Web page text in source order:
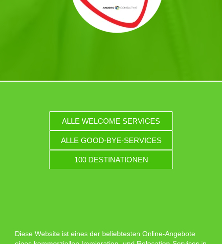
ALLE WELCOME SERVICES
ALLE GOOD-BYE-SERVICES
100 DESTINATIONEN
Diese Website ist eines der beliebtesten Online-Angebote